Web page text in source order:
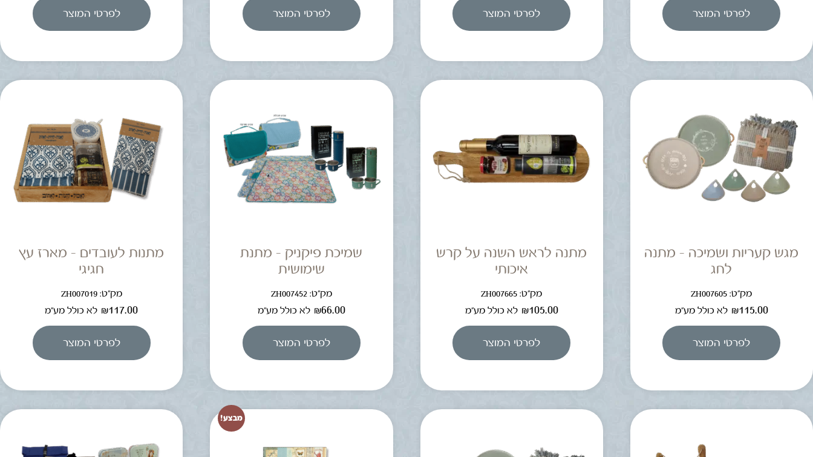
לפרטי המוצר לפרטי המוצר לפרטי המוצר לפרטי המוצר
מגש קעריות ושמיכה – מתנה
לחג
מק"ט: ZH007605
₪115.00 לא כולל מע"מ
לפרטי המוצר
מתנה לראש השנה על קרש
איכותי
מק"ט: ZH007665
₪105.00 לא כולל מע"מ
לפרטי המוצר
שמיכת פיקניק – מתנת
שימושית
מק"ט: ZH007452
₪66.00 לא כולל מע"מ
לפרטי המוצר
מתנות לעובדים – מארז עץ
חגיגי
מק"ט: ZH007019
₪117.00 לא כולל מע"מ
לפרטי המוצר
מבצע!